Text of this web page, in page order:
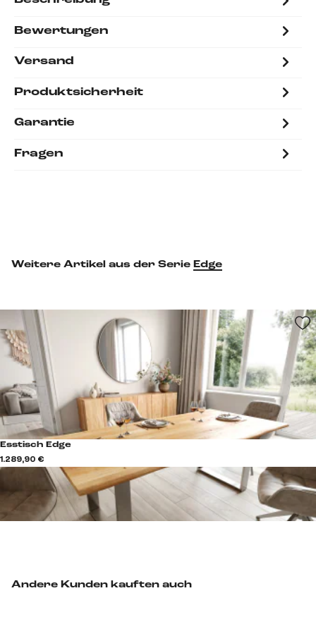
Bewertungen
Versand
Produktsicherheit
Garantie
Fragen
Andere Kunden kauften auch
Weitere Artikel aus der Serie Edge
Esstisch Edge
1.289,90 €